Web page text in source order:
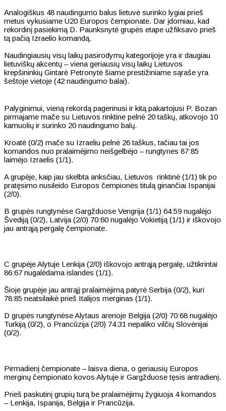
Analogiškus 48 naudingumo balus lietuvė surinko lygiai prieš
metus vykusiame U20 Europos čempionate. Dar įdomiau, kad
rekordinį pasiekimą D. Paunksnytė grupės etape užfiksavo prieš
tą pačią Izraelio komandą.
Naudingiausių visų laikų pasirodymų kategorijoje yra ir daugiau
lietuviškų akcentų – viena geriausių visų laikų Lietuvos
krepšininkių Gintarė Petronytė šiame prestižiniame sąraše yra
šeštoje vietoje (42 naudingumo balai).
Palyginimui, vieną rekordą pagerinusi ir kitą pakartojusi P. Bozan
pirmajame mače su Lietuvos rinktine pelnė 20 taškų, atkovojo 10
kamuolių ir surinko 20 naudingumo balų.
Kroatė (0/2) mače su Izraeliu pelnė 26 taškus, tačiau tai jos
komandos nuo pralaimėjimo neišgelbėjo – rungtynes 87:85
laimėjo Izraelis (1/1).
A grupėje, kaip jau skelbta anksčiau, Lietuvos rinktinė (1/1) tik po
pratęsimo nusileido Europos čempionės titulą ginančiai Ispanijai
(2/0).
B grupės rungtynėse Gargžduose Vengrija (1/1) 64:59 nugalėjo
Švediją (0/2), Latvija (2/0) 70:60 nugalėjo Vokietiją (1/1) ir iškovojo
jau antrąją pergalę čempionate.
C grupėje Alytuje Lenkija (2/0) iškovojo antrąją pergalę, užtikrintai
86:67 nugalėdama islandes (1/1).
Šioje grupėje jau antrąjį pralaimėjimą patyrė Serbija (0/2), kuri
78:85 neatsilaikė prieš Italijos merginas (1/1).
D grupės rungtynėse Alytaus arenoje Belgija (2/0) 70:68 nugalėjo
Turkiją (0/2), o Prancūzija (2/0) 74:31 nepaliko vilčių Slovėnijai
(0/2).
Pirmadienį čempionate – laisva diena, o geriausių Europos
merginų čempionato kovos Alytuje ir Gargžduose tęsis antradienį.
Prieš paskutinį grupių turą be pralaimėjimų žygiuoja 4 komandos
– Lenkija, Ispanija, Belgija ir Prancūzija.